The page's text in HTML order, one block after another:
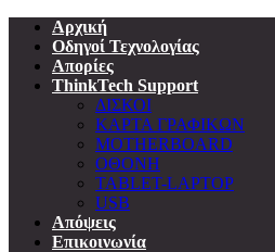
Αρχική
Οδηγοί Τεχνολογίας
Απορίες
ThinkTech Support
ΔΙΣΚΟΙ
ΚΑΡΤΑ ΓΡΑΦΙΚΩΝ
MOTHERBOARD
ΟΘΟΝΗ
TABLET-LAPTOP
USB
Απόψεις
Επικοινωνία